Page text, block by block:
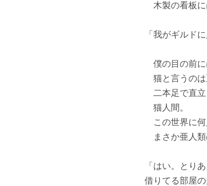
木製の看板に
「我がギルド
僕の目の前に
猫と言うのは
二本足で直立
猫人間。
この世界に何
まさか亜人類
「はい。とり
借りてる部屋